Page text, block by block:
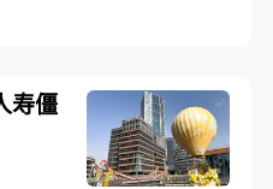
寿僵